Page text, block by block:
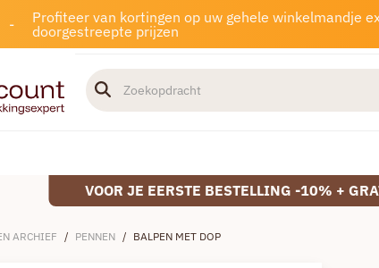
-
Profiteer van kortingen op uw gehele winkelmandje
doorgestreepte prijzen
VOOR JE EERSTE BESTELLING -10% +
ARCHIEF / PENNEN / BALPEN MET DOP